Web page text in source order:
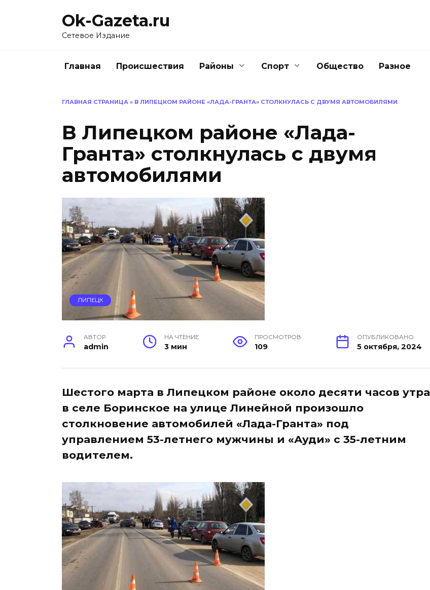
Ok-Gazeta.ru
Сетевое Издание
Главная Происшествия Районы Спорт Общество Разное
ГЛАВНАЯ СТРАНИЦА » В ЛИПЕЦКОМ РАЙОНЕ «ЛАДА-ГРАНТА» СТОЛКНУЛАСЬ С ДВУМЯ АВТОМОБИЛЯМИ
В Липецком районе «Лада-
Гранта» столкнулась с двумя
автомобилями
ЛИПЕЦК
АВТОР
admin
НА ЧТЕНИЕ
3 мин
ПРОСМОТРОВ
109
ОПУБЛИКОВАНО
5 октября, 2024
Шестого марта в Липецком районе около десяти часов утра
в селе Боринское на улице Линейной произошло
столкновение автомобилей «Лада-Гранта» под
управлением 53-летнего мужчины и «Ауди» с 35-летним
водителем.